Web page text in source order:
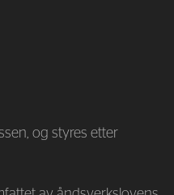
og styres etter